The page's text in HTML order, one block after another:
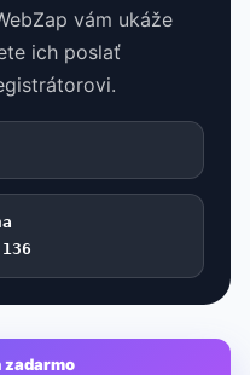
vám ukáže
ich poslať